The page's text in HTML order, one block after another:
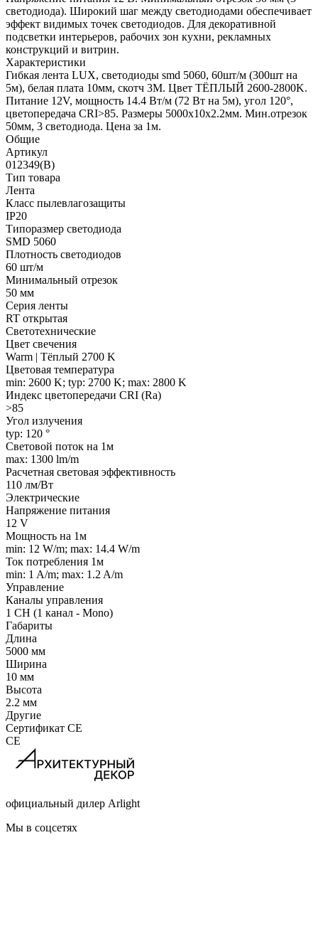
светодиода). Широкий шаг между светодиодами обеспечивает
эффект видимых точек светодиодов. Для декоративной
подсветки интерьеров, рабочих зон кухни, рекламных
конструкций и витрин.
Характеристики
Гибкая лента LUX, светодиоды smd 5060, 60шт/м (300шт на
5м), белая плата 10мм, скотч 3М. Цвет ТЁПЛЫЙ 2600-2800K.
Питание 12V, мощность 14.4 Вт/м (72 Вт на 5м), угол 120°,
цветопередача CRI>85. Размеры 5000х10x2.2мм. Мин.отрезок
50мм, 3 светодиода. Цена за 1м.
Общие
Артикул
012349(B)
Тип товара
Лента
Класс пылевлагозащиты
IP20
Типоразмер светодиода
SMD 5060
Плотность светодиодов
60 шт/м
Минимальный отрезок
50 мм
Серия ленты
RT открытая
Светотехнические
Цвет свечения
Warm | Тёплый 2700 K
Цветовая температура
min: 2600 K; typ: 2700 K; max: 2800 K
Индекс цветопередачи CRI (Ra)
>85
Угол излучения
typ: 120 °
Световой поток на 1м
max: 1300 lm/m
Расчетная световая эффективность
110 лм/Вт
Электрические
Напряжение питания
12 V
Мощность на 1м
min: 12 W/m; max: 14.4 W/m
Ток потребления 1м
min: 1 A/m; max: 1.2 A/m
Управление
Каналы управления
1 CH (1 канал - Mono)
Габариты
Длина
5000 мм
Ширина
10 мм
Высота
2.2 мм
Другие
Сертификат CE
CE
официальный дилер Arlight
Мы в соцсетях